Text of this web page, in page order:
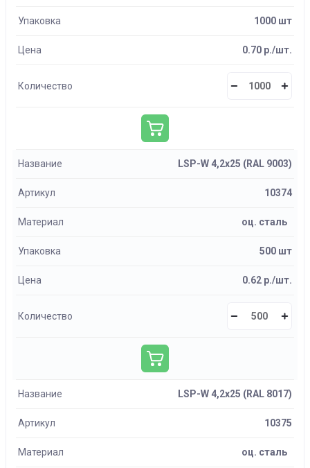
Упаковка 1000 шт
Цена 0.70 р./шт.
Количество
Название LSP-W 4,2х25 (RAL 9003)
Артикул 10374
Материал оц. сталь
Упаковка 500 шт
Цена 0.62 р./шт.
Количество
Название LSP-W 4,2х25 (RAL 8017)
Артикул 10375
Материал оц. сталь